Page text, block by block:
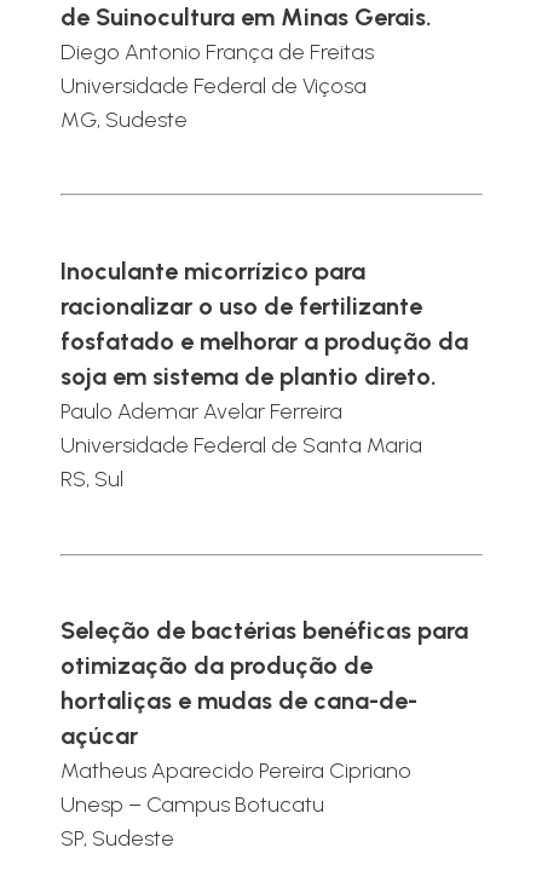
de Suinocultura em Minas Gerais.
Diego Antonio França de Freitas
Universidade Federal de Viçosa
MG, Sudeste
Inoculante micorrízico para
racionalizar o uso de fertilizante
fosfatado e melhorar a produção da
soja em sistema de plantio direto.
Paulo Ademar Avelar Ferreira
Universidade Federal de Santa Maria
RS, Sul
Seleção de bactérias benéficas para
otimização da produção de
hortaliças e mudas de cana-de-
açúcar
Matheus Aparecido Pereira Cipriano
Unesp – Campus Botucatu
SP, Sudeste